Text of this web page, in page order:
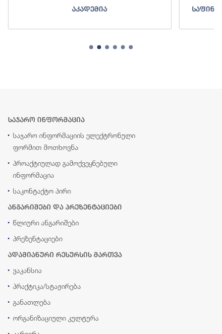
აკადემია
საჯარო ინფორმაცია
საჯარო ინფორმაციის ელექტრონული
ფორმით მოთხოვნა
პროაქტიულად გამოქვეყნებული
ინფორმაცია
საკონტაქტო პირი
ანგარიშები და პრეზენტაციები
წლიური ანგარიშები
პრეზენტაციები
ადამიანური რესურსის მართვა
ვაკანსია
პრაქტიკა/სტაჟირება
განათლება
ორგანიზაციული კულტურა